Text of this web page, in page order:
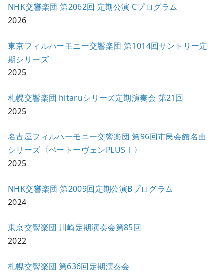
NHK交響楽団 第2062回 定期公演 Cプログラム
2026
東京フィルハーモニー交響楽団 第1014回サントリー定
期シリーズ
2025
札幌交響楽団 hitaruシリーズ定期演奏会 第21回
2025
名古屋フィルハーモニー交響楽団 第96回市民会館名曲
シリーズ〈ベートーヴェンPLUSⅠ〉
2025
NHK交響楽団 第2009回定期公演Bプログラム
2024
東京交響楽団 川崎定期演奏会第85回
2022
札幌交響楽団 第636回定期演奏会